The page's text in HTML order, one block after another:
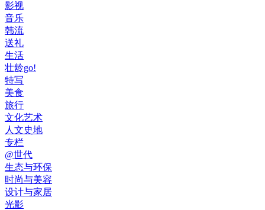
影视
音乐
韩流
送礼
生活
壮龄go!
特写
美食
旅行
文化艺术
人文史地
专栏
@世代
生态与环保
时尚与美容
设计与家居
光影